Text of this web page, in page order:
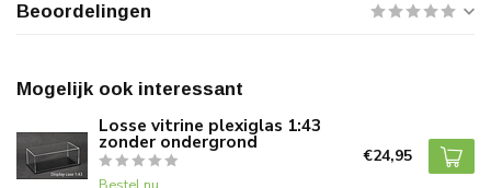
Beoordelingen
Mogelijk ook interessant
Losse vitrine plexiglas 1:43
zonder ondergrond
€24,95